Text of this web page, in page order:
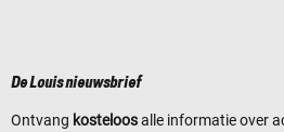
De Louis nieuwsbrief
Ontvang kosteloosalle informatie over